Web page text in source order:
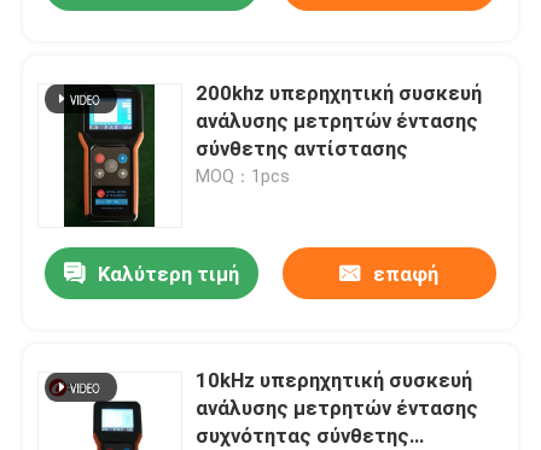
200khz υπερηχητική συσκευή
ανάλυσης μετρητών έντασης
σύνθετης αντίστασης
MOQ：1pcs
Καλύτερη τιμή επαφή
10kHz υπερηχητική συσκευή
ανάλυσης μετρητών έντασης
συχνότητας σύνθετης